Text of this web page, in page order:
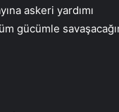
askeri yardımı
gücümle